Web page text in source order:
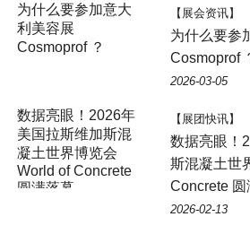
为什么要参加意大
利美容展
Cosmoprof ？
【展会资讯】
为什么要参
Cosmoprof
2026-03-05
数据亮眼！2026年
美国拉斯维加斯混
凝土世界博览会
World of Concrete
圆满落幕
【展团快讯】
数据亮眼！
斯混凝土世
Concrete 圆
2026-02-13